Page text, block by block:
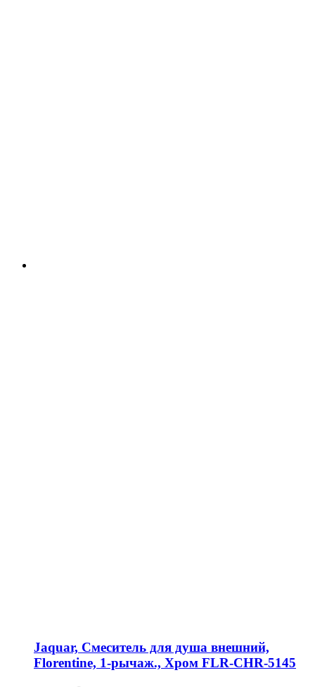
Jaquar, Смеситель для душа внешний,
Florentine, 1-рычаж., Хром FLR-CHR-5145